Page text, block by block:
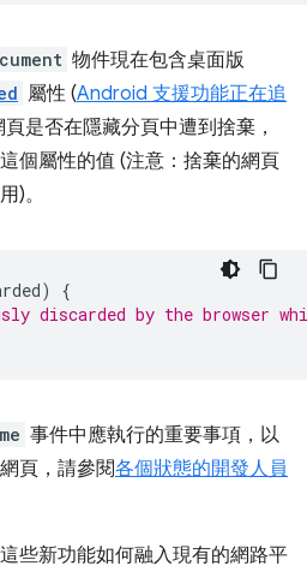
物件現在包含桌面版
屬性 (Android 支援功能正在追
是否在隱藏分頁中遭到捨棄，
個屬性的值 (注意：捨棄的網頁
)。
)
{
discarded by the browser
事件中應執行的重要事項，以
頁，請參閱各個狀態的開發人員
些新功能如何融入現有的網路平